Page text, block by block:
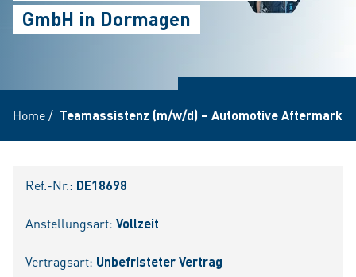
GmbH in Dormagen
Home/ Teamassistenz (m/w/d) – Automotive Aftermarket
Ref.-Nr.: DE18698
Anstellungsart: Vollzeit
Vertragsart: Unbefristeter Vertrag